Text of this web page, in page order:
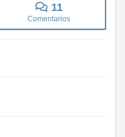
11
Comentarios